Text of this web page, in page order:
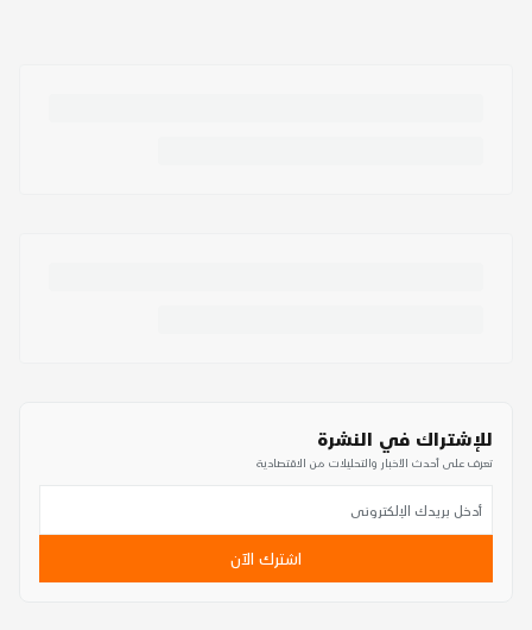
للإشتراك في النشرة
تعرف على أحدث الأخبار والتحليلات من الاقتصادية
اشترك الآن